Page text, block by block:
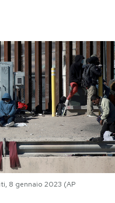
Mondiali calcio 2026
8 gennaio 2023 (AP